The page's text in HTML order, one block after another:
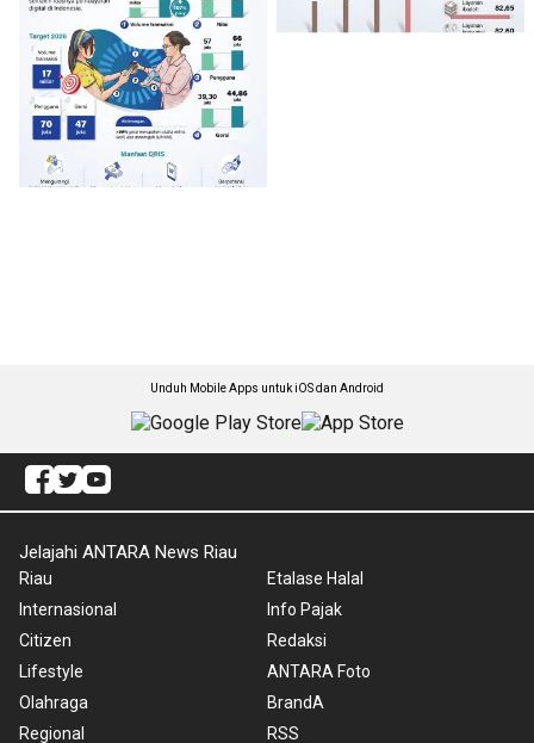
Unduh Mobile Apps untuk iOS dan Android
Jelajahi ANTARA News Riau
Riau
Internasional
Citizen
Lifestyle
Olahraga
Regional
Etalase Halal
Info Pajak
Redaksi
ANTARA Foto
BrandA
RSS